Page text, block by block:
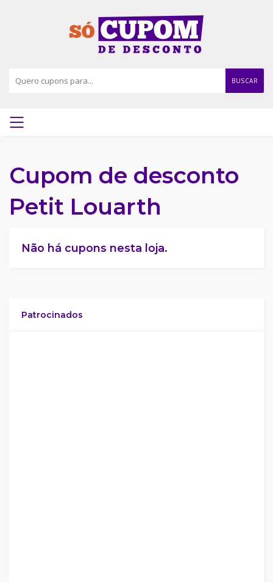
BUSCAR
Cupom de desconto
Petit Louarth
Não há cupons nesta loja.
Patrocinados